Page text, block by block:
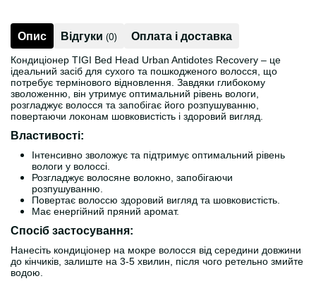
Опис Відгуки (0) Оплата і доставка
Кондиціонер TIGI Bed Head Urban Antidotes Recovery – це
ідеальний засіб для сухого та пошкодженого волосся, що
потребує термінового відновлення. Завдяки глибокому
зволоженню, він утримує оптимальний рівень вологи,
розгладжує волосся та запобігає його розпушуванню,
повертаючи локонам шовковистість і здоровий вигляд.
Властивості:
Інтенсивно зволожує та підтримує оптимальний рівень
вологи у волоссі.
Розгладжує волосяне волокно, запобігаючи
розпушуванню.
Повертає волоссю здоровий вигляд та шовковистість.
Має енергійний пряний аромат.
Спосіб застосування:
Нанесіть кондиціонер на мокре волосся від середини довжини
до кінчиків, залиште на 3-5 хвилин, після чого ретельно змийте
водою.